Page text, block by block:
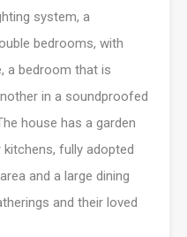
system, a
bedrooms, with
a bedroom that is
in a soundproofed
house has a garden
fully adopted
and a large dining
and their loved